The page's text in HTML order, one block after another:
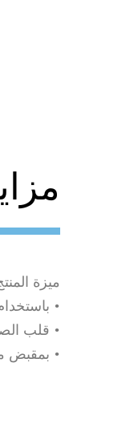
ميزة
•
• قلب
• بمقبض من الزنك ،